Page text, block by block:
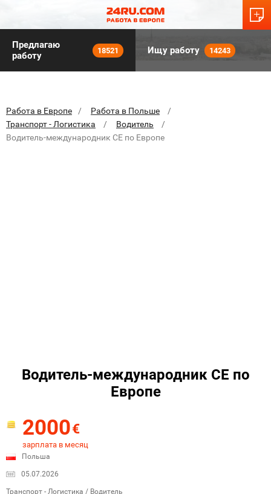
Предлагаю
работу
18521 Ищу работу 14243
Работа в Европе
Работа в Польше
Транспорт - Логистика
Водитель
Водитель-международник СЕ по Европе
Водитель-международник СЕ по
Европе
2000€
зарплата в месяц
Польша
05.07.2026
Транспорт - Логистика / Водитель